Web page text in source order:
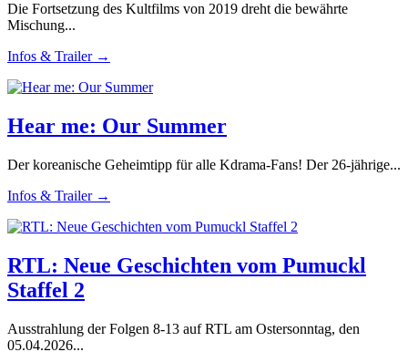
Die Fortsetzung des Kultfilms von 2019 dreht die bewährte
Mischung...
Infos & Trailer →
Hear me: Our Summer
Der koreanische Geheimtipp für alle Kdrama-Fans! Der 26-jährige...
Infos & Trailer →
RTL: Neue Geschichten vom Pumuckl
Staffel 2
Ausstrahlung der Folgen 8-13 auf RTL am Ostersonntag, den
05.04.2026...